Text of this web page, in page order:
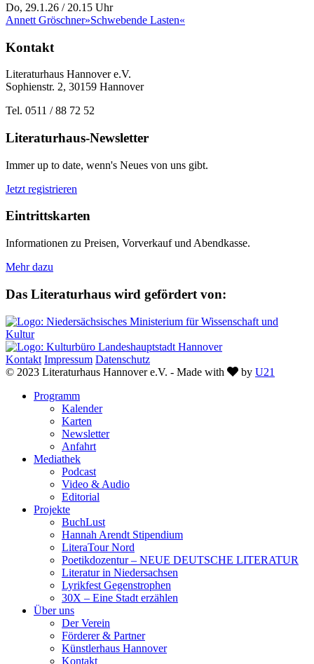
Do, 29.1.26 / 20.15 Uhr
Annett Gröschner/»Schwebende Lasten«
Annett Gröschner liest aus "Schwebende Lasten" im Rahmen der
Kontakt
Literaturhaus Hannover e.V.
Sophienstr. 2, 30159 Hannover
Tel. 0511 / 88 72 52
Literaturhaus-Newsletter
Immer up to date, wenn's Neues von uns gibt.
Jetzt registrieren
Eintrittskarten
Informationen zu Preisen, Vorverkauf und Abendkasse.
Mehr dazu
Das Literaturhaus wird gefördert von:
Kontakt Impressum Datenschutz
© 2023 Literaturhaus Hannover e.V. - Made with
Love
by U21
Programm
Kalender
Karten
Newsletter
Anfahrt
Mediathek
Podcast
Video & Audio
Editorial
Projekte
BuchLust
Hannah Arendt Stipendium
LiteraTour Nord
Poetikdozentur – NEUE DEUTSCHE LITERATUR
Literatur in Niedersachsen
Lyrikfest Gegenstrophen
30X – Eine Stadt erzählen
Über uns
Der Verein
Förderer & Partner
Künstlerhaus Hannover
Kontakt